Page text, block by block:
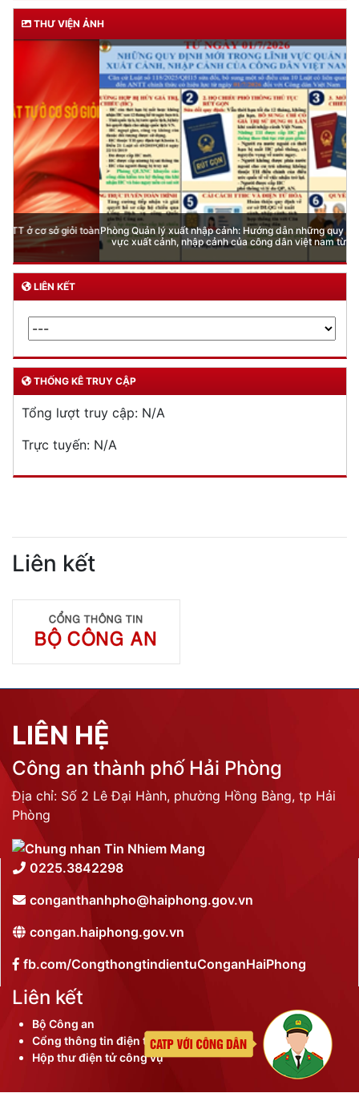
THƯ VIỆN ẢNH
Phòng Quản lý xuất nhập cảnh: Hướng dẫn những quy định mới trong lĩnh
vực xuất cảnh, nhập cảnh của công dân việt nam từ ngày 01/7/2026
LIÊN KẾT
THỐNG KÊ TRUY CẬP
Tổng lượt truy cập: N/A
Trực tuyến: N/A
Liên kết
LIÊN HỆ
Công an thành phố Hải Phòng
Địa chỉ: Số 2 Lê Đại Hành, phường Hồng Bàng, tp Hải
Phòng
0225.3842298
conganthanhpho@haiphong.gov.vn
congan.haiphong.gov.vn
fb.com/CongthongtindientuConganHaiPhong
Liên kết
Bộ Công an
Cổng thông tin điện tử thành phố
Hộp thư điện tử công vụ